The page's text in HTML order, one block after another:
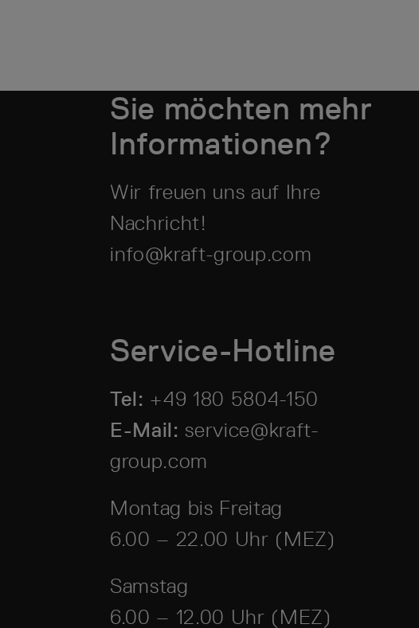
Sie möchten mehr
Informationen?
Wir freuen uns auf Ihre
Nachricht!
info@kraft-group.com
Service-Hotline
Tel: +49 180 5804-150
E-Mail: service@kraft-
group.com
Montag bis Freitag
6.00 – 22.00 Uhr (MEZ)
Samstag
6.00 – 12.00 Uhr (MEZ)